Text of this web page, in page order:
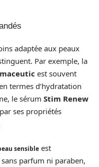
adaptée aux peaux
Par exemple, la
est souvent
termes d’hydratation
le sérum Stim Renew
ses propriétés
sensible est
parfum ni paraben,